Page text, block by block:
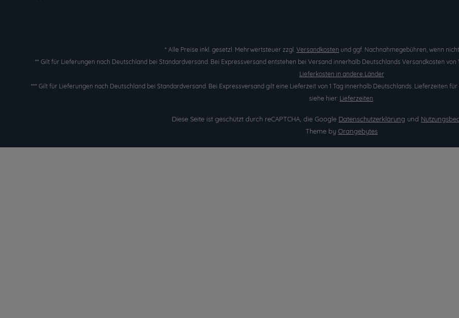
* Alle Preise inkl. gesetzl. Mehrwertsteuer zzgl. Versandkosten und ggf. Nachnahmegebühren, wenn
** Gilt für Lieferungen nach Deutschland bei Standardversand. Bei Expressversand entstehen bei Versand innerhalb Deutschlands Versandkosten
Lieferkosten in andere Länder
*** Gilt für Lieferungen nach Deutschland bei Standardversand. Bei Expressversand gilt eine Lieferzeit von 1 Tag innerhalb Deutschlands. Lieferzeiten
siehe hier: Lieferzeiten.
Diese Seite ist geschützt durch reCAPTCHA, die Google Datenschutzerklärung und
Theme by Orangebytes